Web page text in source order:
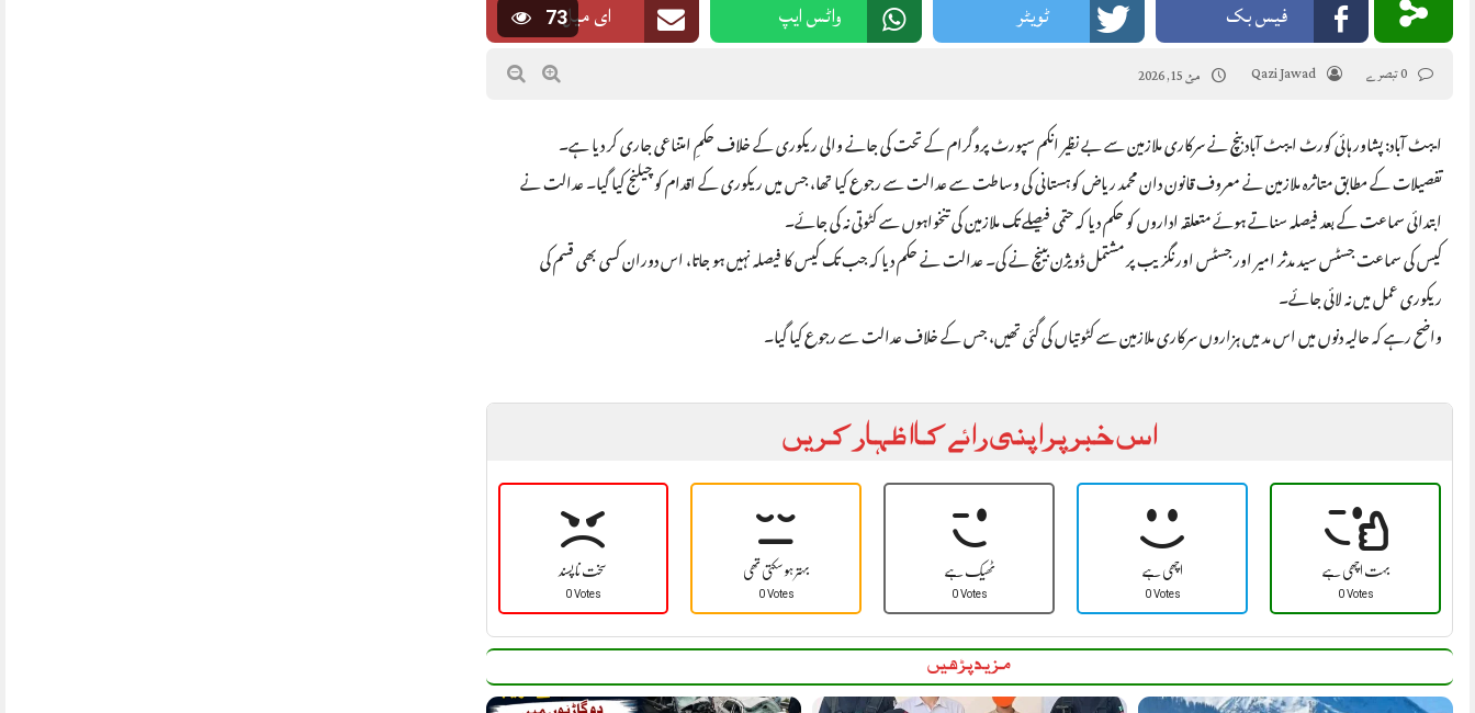
فیس بک ٹویٹر واٹس ایپ ای میل73
Qazi Jawad مئ 15, 2026
ایبٹ آباد: پشاور ہائی کورٹ ایبٹ آباد بنچ نے سرکاری ملازمین سے بے نظیر انکم سپورٹ پروگرام کے تحت کی جانے والی ریکوری کے خلاف حکمِ امتناعی جاری کر دیا ہے۔
تفصیلات کے مطابق متاثرہ ملازمین نے معروف قانون دان محمد ریاض کوہستانی کی وساطت سے عدالت سے رجوع کیا تھا، جس میں ریکوری کے اقدام کو چیلنج کیا گیا۔ عدالت نے
ابتدائی سماعت کے بعد فیصلہ سناتے ہوئے متعلقہ اداروں کو حکم دیا کہ حتمی فیصلے تک ملازمین کی تنخواہوں سے کٹوتی نہ کی جائے۔
کیس کی سماعت جسٹس سید مدثر امیر اور جسٹس اورنگزیب پر مشتمل ڈویژن بینچ نے کی۔ عدالت نے حکم دیا کہ جب تک کیس کا فیصلہ نہیں ہو جاتا، اس دوران کسی بھی قسم کی
ریکوری عمل میں نہ لائی جائے۔
واضح رہے کہ حالیہ دنوں میں اس مد میں ہزاروں سرکاری ملازمین سے کٹوتیاں کی گئی تھیں، جس کے خلاف عدالت سے رجوع کیا گیا۔
اس خبر پر اپنی رائے کا اظہار کریں
سخت نا پسند
0 Votes
بہتر ہو سکتی تھی
0 Votes
ٹھیک ہے
0 Votes
اچھی ہے
0 Votes
بہت اچھی ہے
0 Votes
مزید پڑھیں